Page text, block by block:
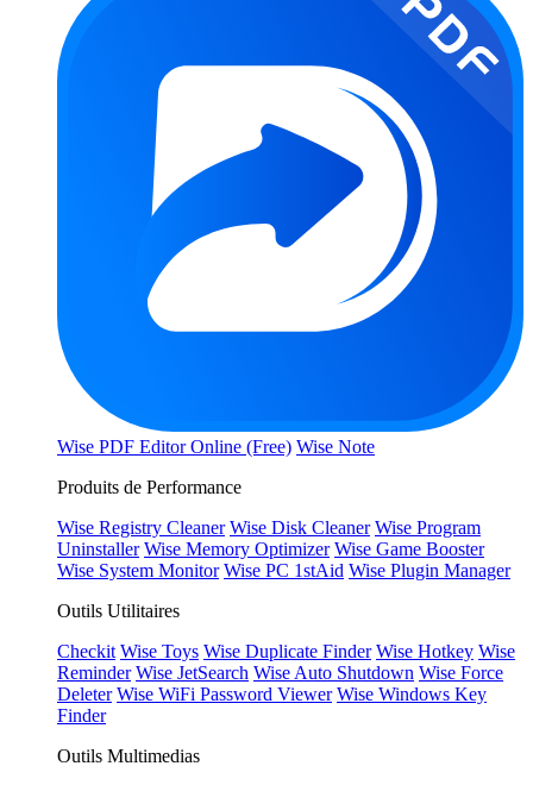
Wise PDF Editor Online (Free) Wise Note
Produits de Performance
Wise Registry Cleaner Wise Disk Cleaner Wise Program
Uninstaller Wise Memory Optimizer Wise Game Booster
Wise System Monitor Wise PC 1stAid Wise Plugin Manager
Outils Utilitaires
Checkit Wise Toys Wise Duplicate Finder Wise Hotkey Wise
Reminder Wise JetSearch Wise Auto Shutdown Wise Force
Deleter Wise WiFi Password Viewer Wise Windows Key
Finder
Outils Multimedias